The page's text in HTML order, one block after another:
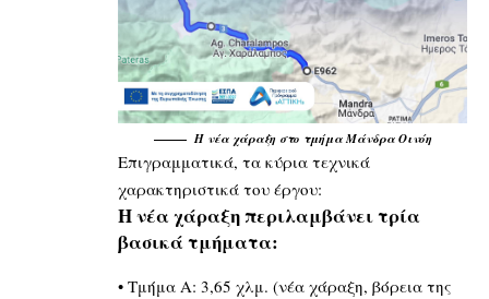
Η νέα χάραξη στο τμήμα Μάνδρα Οινόη
Επιγραμματικά, τα κύρια τεχνικά
χαρακτηριστικά του έργου:
Η νέα χάραξη περιλαμβάνει τρία
βασικά τμήματα:
•⁠ ⁠Τμήμα Α: 3,65 χλμ. (νέα χάραξη, βόρεια της